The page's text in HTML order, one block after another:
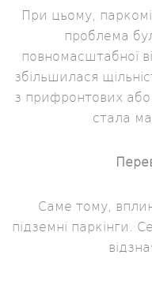
При цьому,
проблема
повномасштабної
збільшилася
з прифронтових
стала
Саме тому,
підземні паркінги.